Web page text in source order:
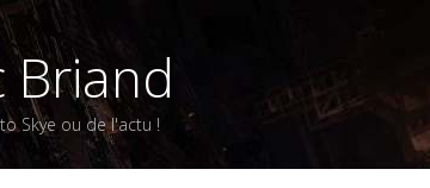
Briand
Skye ou de l'actu !